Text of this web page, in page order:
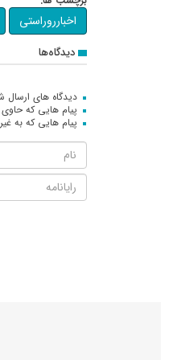
اخبارروراستی
دیدگاه‌ها
دیدگاه های
پیام هایی که
پیام هایی که به